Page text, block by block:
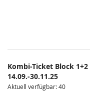
Kombi-Ticket Block
14.09.-30.11.25
Aktuell verfügbar: 40